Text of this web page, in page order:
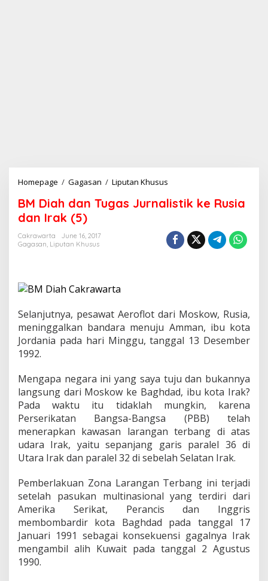
Homepage / Gagasan / Liputan Khusus
D
h
d
a
s
J
u
a
l
i
s
k
k
e
u
s
d
a
n
BM Diah dan Tugas Jurnalistik ke Rusia
dan Irak (5)
Cakrawarta
June 16, 2017
Gagasan, Liputan Khusus
Selanjutnya, pesawat Aeroflot dari Moskow, Rusia,
meninggalkan bandara menuju Amman, ibu kota
Jordania pada hari Minggu, tanggal 13 Desember
1992.
Mengapa negara ini yang saya tuju dan bukannya
langsung dari Moskow ke Baghdad, ibu kota Irak?
Pada waktu itu tidaklah mungkin, karena
Perserikatan Bangsa-Bangsa (PBB) telah
menerapkan kawasan larangan terbang di atas
udara Irak, yaitu sepanjang garis paralel 36 di
Utara Irak dan paralel 32 di sebelah Selatan Irak.
Pemberlakuan Zona Larangan Terbang ini terjadi
setelah pasukan multinasional yang terdiri dari
Amerika Serikat, Perancis dan Inggris
membombardir kota Baghdad pada tanggal 17
Januari 1991 sebagai konsekuensi gagalnya Irak
mengambil alih Kuwait pada tanggal 2 Agustus
1990.